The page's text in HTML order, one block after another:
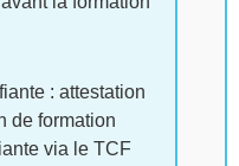
: attestation
de formation
via le TCF